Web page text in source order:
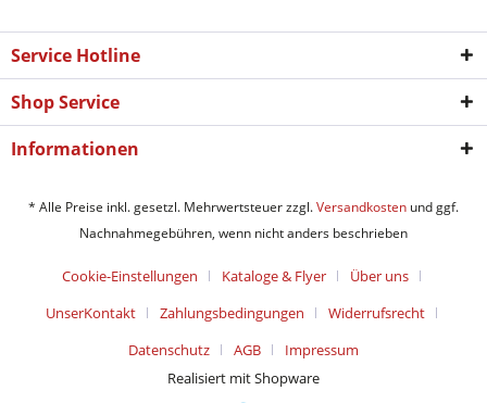
Service Hotline
Shop Service
Informationen
* Alle Preise inkl. gesetzl. Mehrwertsteuer zzgl.Versandkosten und ggf.
Nachnahmegebühren, wenn nicht anders beschrieben
Cookie-Einstellungen Kataloge & Flyer
Über uns
UnserKontakt
Zahlungsbedingungen
Widerrufsrecht
Datenschutz
AGB
Impressum
Realisiert mit Shopware